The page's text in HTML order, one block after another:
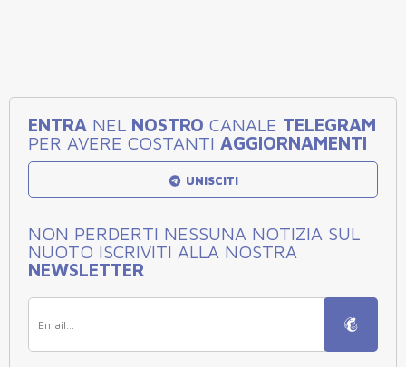
ENTRA NEL NOSTRO CANALE TELEGRAM
PER AVERE COSTANTI AGGIORNAMENTI
UNISCITI
NON PERDERTI NESSUNA NOTIZIA SUL
NUOTO ISCRIVITI ALLA NOSTRA
NEWSLETTER